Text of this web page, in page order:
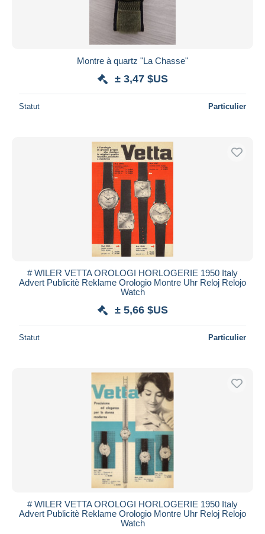
Montre à quartz "La Chasse"
± 3,47 $US
Statut Particulier
# WILER VETTA OROLOGI HORLOGERIE 1950 Italy
Advert Publicitè Reklame Orologio Montre Uhr Reloj Relojo
Watch
± 5,66 $US
Statut Particulier
# WILER VETTA OROLOGI HORLOGERIE 1950 Italy
Advert Publicitè Reklame Orologio Montre Uhr Reloj Relojo
Watch